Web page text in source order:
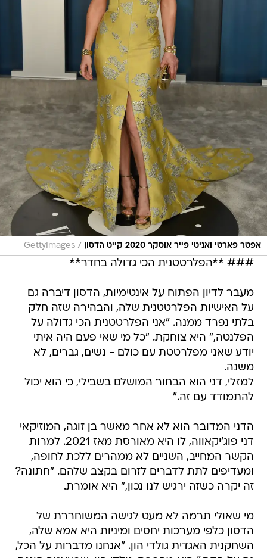
אפטר פארטי ואניטי פייר אוסקר 2020 קייט הדסון /
GettyImages
### **הפלרטטנית הכי גדולה בחדר**
מעבר לדיון הפתוח על אינטימיות, הדסון דיברה גם
על האישיות הפלרטטנית שלה, והבהירה שזה חלק
בלתי נפרד ממנה. "אני הפלרטטנית הכי גדולה על
הפלנטה," היא צוחקת. "כל מי שאי פעם היה איתי
יודע שאני מפלרטטת עם כולם - נשים, גברים, לא
משנה.
למזלי, דני הוא הבחור המושלם בשבילי, כי הוא יכול
להתמודד עם זה."
הדני המדובר הוא לא אחר מאשר בן זוגה, המוזיקאי
דני פוג'יקאווה, לו היא מאורסת מאז 2021. למרות
הקשר המחייב, השניים לא ממהרים ללכת לחופה,
ומעדיפים לתת לדברים לזרום בקצב שלהם. "חתונה?
זה יקרה כשזה ירגיש לנו נכון," היא אומרת.
מי שאולי תרמה לא מעט לגישה המשוחררת של
הדסון כלפי מערכות יחסים ומיניות היא אמא שלה,
השחקנית האגדית גולדי הון. "אנחנו מדברות על הכל,